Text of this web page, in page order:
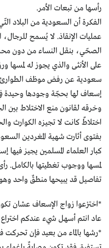
رأسها من تبعات الأمر.
الفكرة أن السعودية من البلاد
عمليات الإنقاذ. لا يُسمح
الصحّي، بنقل النساء من دون
على الأنثى والذي يجوز له
سعودية عن رفض موظف الطوارئ
إسعاف لها بحجّة وجودها وحيدة
وخرقه لقانون منع الاختلاط بين
اختلاطٌ كانت لا تجيزه الكوارث
بفتوى أثارت شهية المغردين
كبار العلماء المسلمين يجيز
لمسها ووجوب تغطيتها بالكامل.
تفاصيل قد يبيحها منطقٌ واحد
*اخترْعوا زواج الإسعاف عشان
عاد انتم أسهل شيء عندكم
*رشها بالماء من بعيد فإن